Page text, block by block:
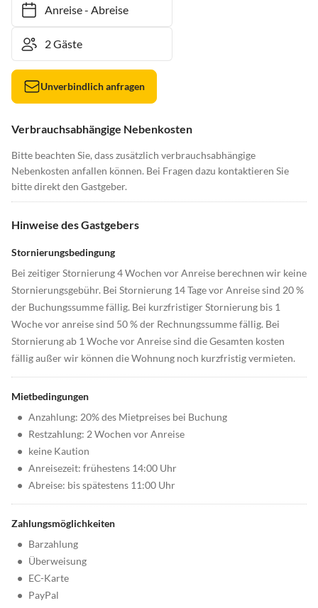
Anreise- Abreise
Unverbindlich anfragen
Verbrauchsabhängige Nebenkosten
Bitte beachten Sie, dass zusätzlich verbrauchsabhängige
Nebenkosten anfallen können. Bei Fragen dazu kontaktieren Sie
bitte direkt den Gastgeber.
Hinweise des Gastgebers
Stornierungsbedingung
Bei zeitiger Stornierung 4 Wochen vor Anreise berechnen wir keine
Stornierungsgebühr. Bei Stornierung 14 Tage vor Anreise sind 20 %
der Buchungssumme fällig. Bei kurzfristiger Stornierung bis 1
Woche vor anreise sind 50 % der Rechnungssumme fällig. Bei
Stornierung ab 1 Woche vor Anreise sind die Gesamten kosten
fällig außer wir können die Wohnung noch kurzfristig vermieten.
Mietbedingungen
• Anzahlung: 20% des Mietpreises bei Buchung
• Restzahlung: 2 Wochen vor Anreise
• keine Kaution
• Anreisezeit: frühestens 14:00 Uhr
• Abreise: bis spätestens 11:00 Uhr
Zahlungsmöglichkeiten
• Barzahlung
• Überweisung
• EC-Karte
• PayPal